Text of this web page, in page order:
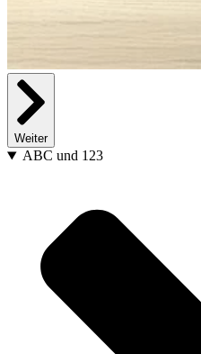
Weiter
ABC und 123